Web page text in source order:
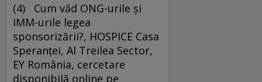
(4) Cum văd ONG-urile şi
IMM-urile legea
sponsorizării?, HOSPICE Casa
Speranţei, Al Treilea Sector,
EY România, cercetare
disponibilă online pe